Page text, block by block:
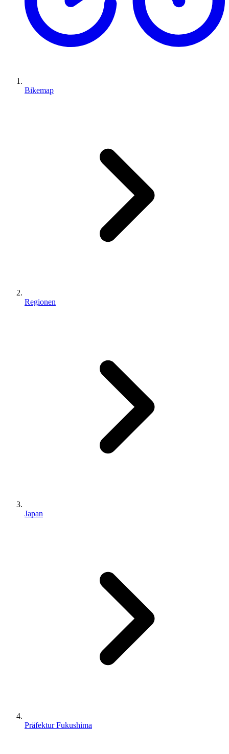
Bikemap
Regionen
Japan
Präfektur Fukushima